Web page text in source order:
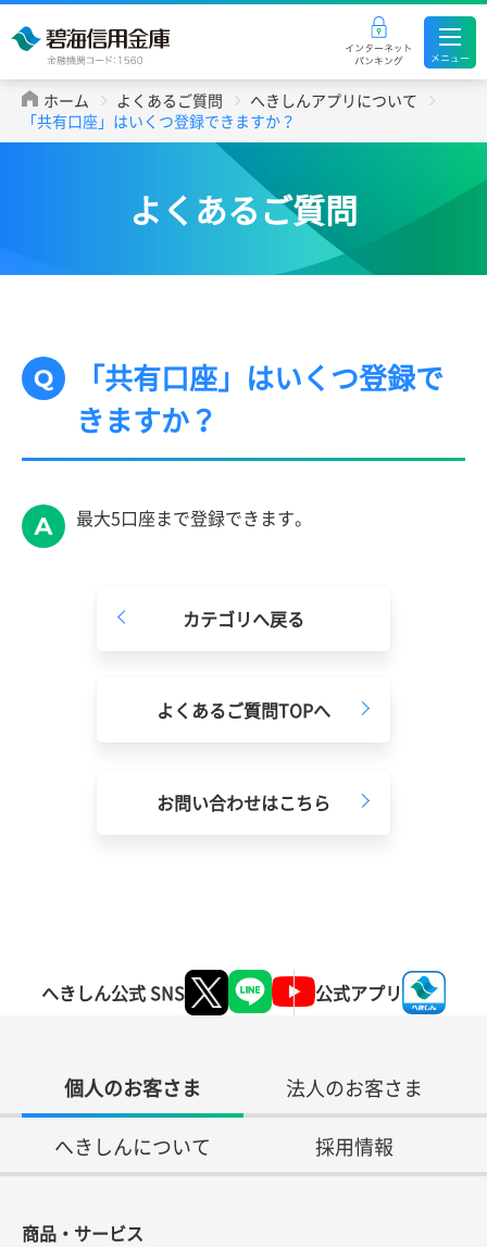
ホーム よくあるご質問
へきしんアプリについて
「共有口座」はいくつ登録できますか？
よくあるご質問
「共有口座」はいくつ登録で
きますか？
最大5口座まで登録できます。
カテゴリへ戻る
よくあるご質問TOPへ
お問い合わせはこちら
へきしん公式 SNS 公式アプリ
個人のお客さま
法人のお客さま
へきしんについて
採用情報
商品・サービス